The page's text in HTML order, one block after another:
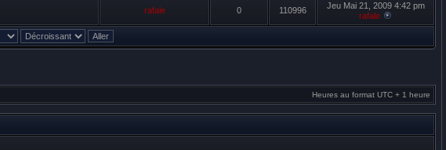
rafale 0 110996
Jeu Mai 21, 2009 4:42 pm
rafale
Heures au format UTC + 1 heure